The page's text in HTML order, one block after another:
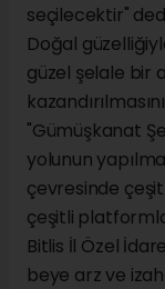
seçilecektir"
Doğal
güzel şelale bir
"Gümüşkanat
yolunun
çevresinde
çeşitli
Bitlis İl Özel
beye arz ve